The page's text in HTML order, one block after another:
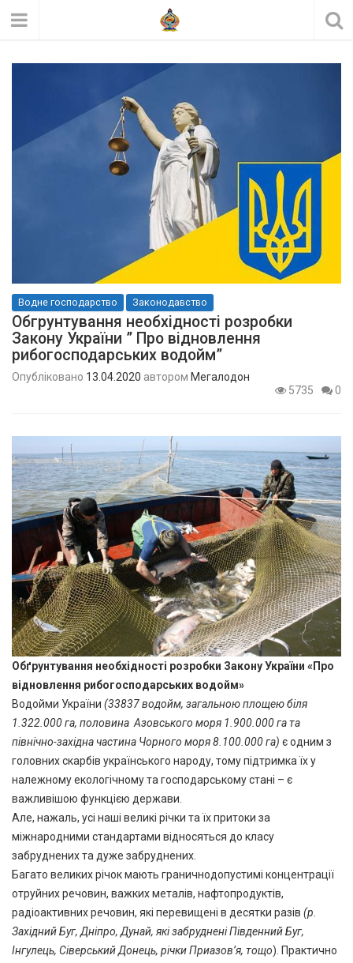
Водне господарство Законодавство
Обгрунтування необхідності розробки
Закону України ” Про відновлення
рибогосподарських водойм”
Опубліковано 13.04.2020 автором Мегалодон
5735
0
Обґрунтування необхідності розробки Закону України «Про
відновлення рибогосподарських водойм»
Водойми України (33837 водойм, загальною площею біля
1.322.000 га, половина Азовського моря 1.900.000 га та
північно-західна частина Чорного моря 8.100.000 га) є одним з
головних скарбів українського народу, тому підтримка їх у
належному екологічному та господарському стані – є
важливішою функцією держави.
Але, нажаль, усі наші великі річки та їх притоки за
міжнародними стандартами відносяться до класу
забруднених та дуже забруднених.
Багато великих річок мають граничнодопустимі концентрації
отруйних речовин, важких металів, нафтопродуктів,
радіоактивних речовин, які перевищені в десятки разів (р.
Західний Буг, Дніпро, Дунай, які забруднені Південний Буг,
Інгулець, Сіверський Донець, річки Приазов’я, тощо). Практично